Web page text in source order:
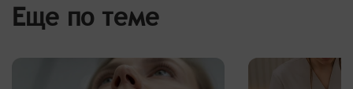
Еще по теме